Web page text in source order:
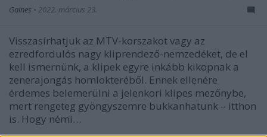
Gaines • 2022. március 23.
Visszasírhatjuk az MTV-korszakot vagy az
ezredfordulós nagy kliprendező-nemzedéket, de el
kell ismernünk, a klipek egyre inkább kikopnak a
zenerajongás homlokteréből. Ennek ellenére
érdemes belemerülni a jelenkori klipes mezőnybe,
mert rengeteg gyöngyszemre bukkanhatunk – itthon
is. Hogy némi…